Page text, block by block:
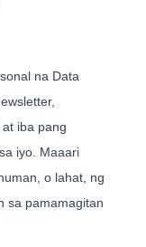
na Data
iba pang
iyo. Maaari
o lahat, ng
sa pamamagitan